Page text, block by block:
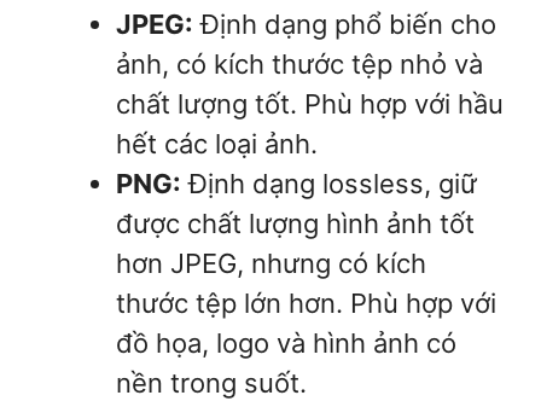
JPEG: Định dạng phổ biến cho
ảnh, có kích thước tệp nhỏ và
chất lượng tốt. Phù hợp với hầu
hết các loại ảnh.
PNG: Định dạng lossless, giữ
được chất lượng hình ảnh tốt
hơn JPEG, nhưng có kích
thước tệp lớn hơn. Phù hợp với
đồ họa, logo và hình ảnh có
nền trong suốt.